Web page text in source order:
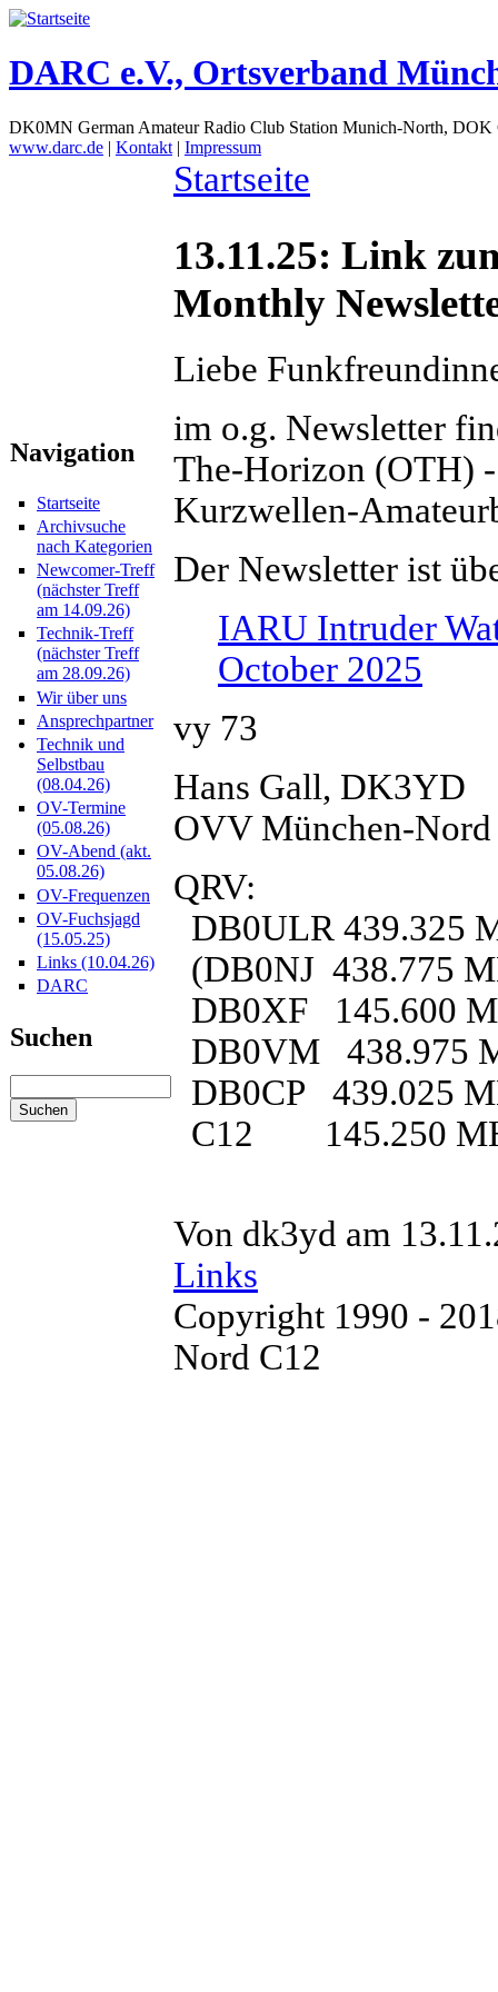
DARC e.V., Ortsverband
DK0MN German Amateur Radio Club Station Munich-North,
www.darc.de | Kontakt | Impressum
Navigation
Startseite
Archivsuche
nach Kategorien
Newcomer-Treff
(nächster Treff
am 14.09.26)
Technik-Treff
(nächster Treff
am 28.09.26)
Wir über uns
Ansprechpartner
Technik und
Selbstbau
(08.04.26)
OV-Termine
(05.08.26)
OV-Abend (akt.
05.08.26)
OV-Frequenzen
OV-Fuchsjagd
(15.05.25)
Links (10.04.26)
DARC
Suchen
Startseite
13.11.25: Link
Monthly
Liebe
im o.g. Newsletter
The-Horizon (OTH) -
Kurzwellen-
Der Newsletter ist
IARU Intruder
October 2025
vy 73
Hans Gall, DK3YD
OVV München-Nord
QRV:
DB0ULR 439.325
(DB0NJ 438.775
DB0XF 145.600
DB0VM 438.975
DB0CP 439.025
C12 145.250
Von dk3yd am
Links
Copyright 1990 -
Nord C12